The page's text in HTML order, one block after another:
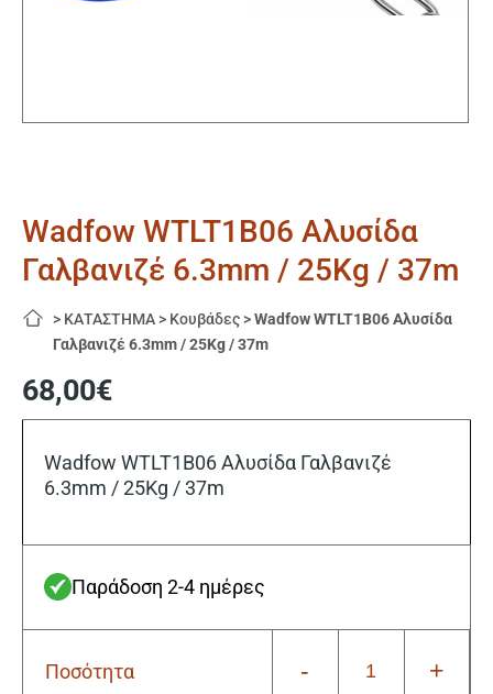
Wadfow WTLT1B06 Αλυσίδα
Γαλβανιζέ 6.3mm / 25Kg / 37m
> ΚΑΤΑΣΤΗΜΑ > Κουβάδες >Wadfow WTLT1B06 Αλυσίδα
Γαλβανιζέ 6.3mm / 25Kg / 37m
68,00€
Wadfow WTLT1B06 Αλυσίδα Γαλβανιζέ
6.3mm / 25Kg / 37m
Παράδοση 2-4 ημέρες
Ποσότητα -
Wadfow
+